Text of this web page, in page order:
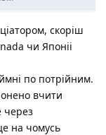
скоріш
чи Японіі
по потрійним.
вчити
через
на чомусь